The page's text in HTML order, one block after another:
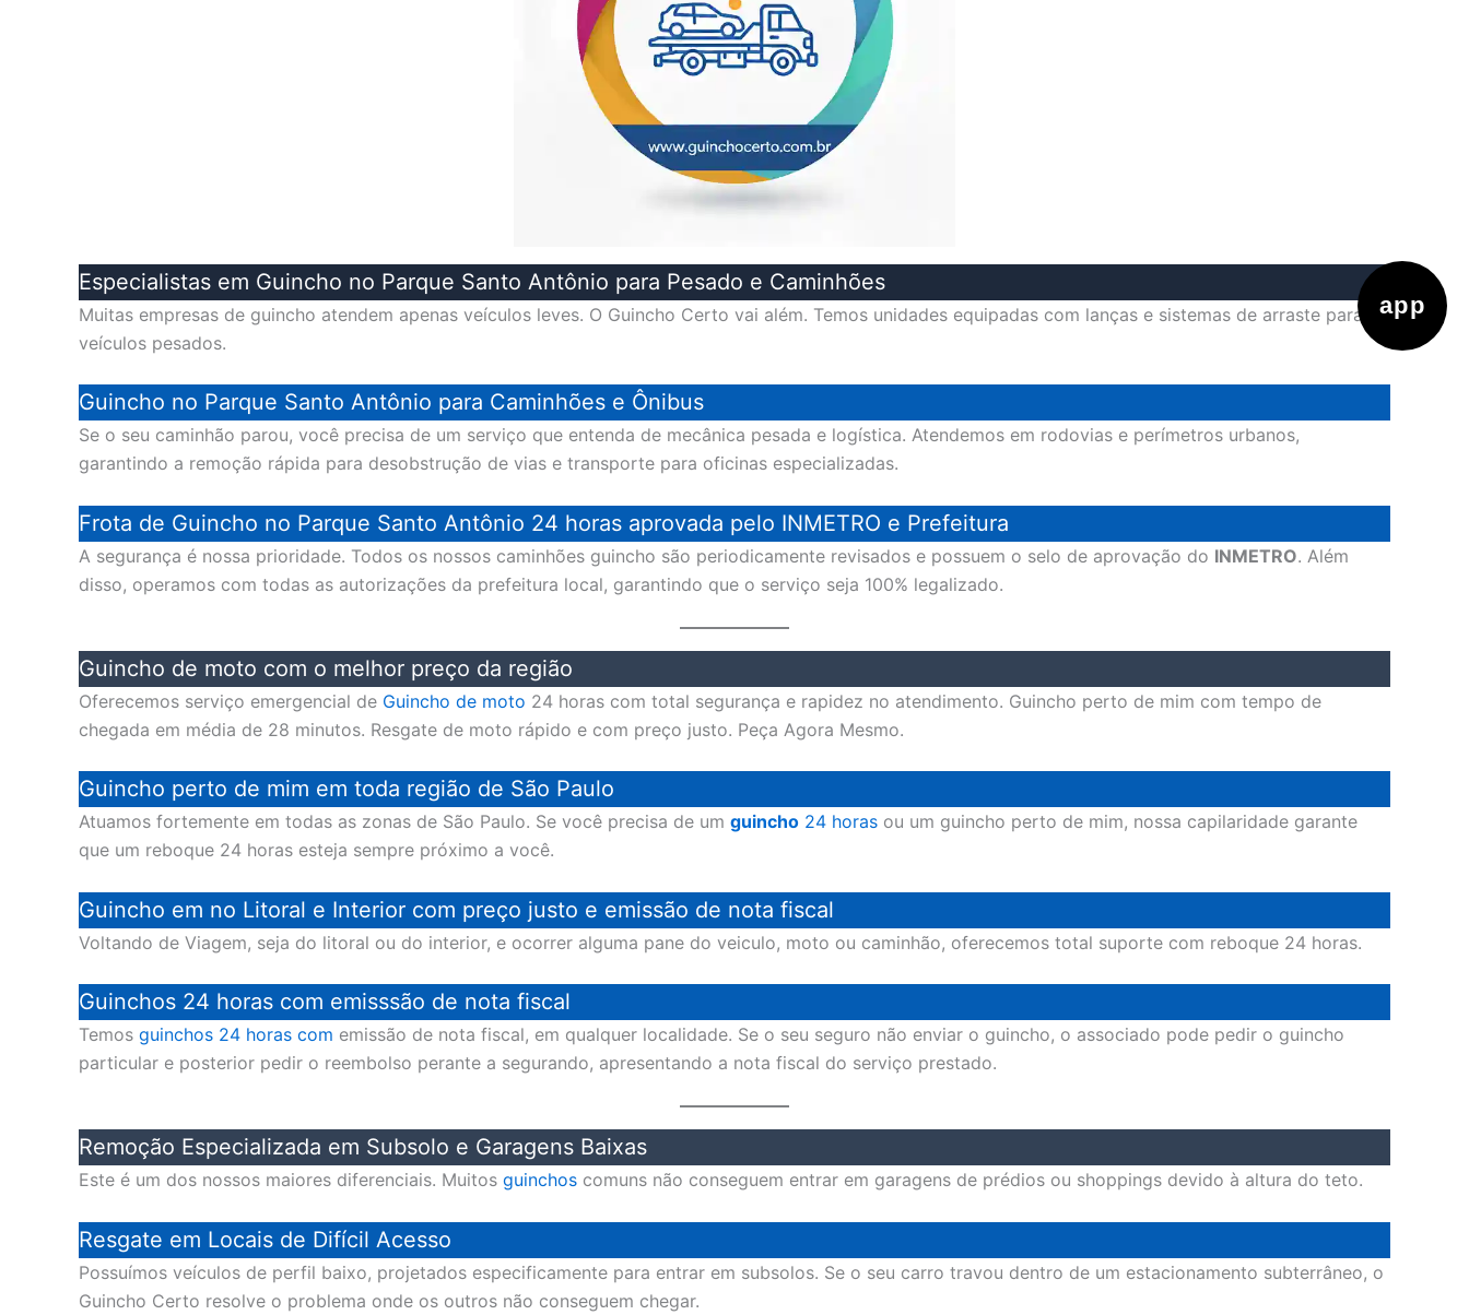
app
Especialistas em Guincho no Parque Santo Antônio para Pesado e Caminhões
Muitas empresas de guincho atendem apenas veículos leves. O Guincho Certo vai além. Temos unidades equipadas com lanças e sistemas de arraste para
veículos pesados.
Guincho no Parque Santo Antônio para Caminhões e Ônibus
Se o seu caminhão parou, você precisa de um serviço que entenda de mecânica pesada e logística. Atendemos em rodovias e perímetros urbanos,
garantindo a remoção rápida para desobstrução de vias e transporte para oficinas especializadas.
Frota de Guincho no Parque Santo Antônio 24 horas aprovada pelo INMETRO e Prefeitura
A segurança é nossa prioridade. Todos os nossos caminhões guincho são periodicamente revisados e possuem o selo de aprovação do INMETRO. Além
disso, operamos com todas as autorizações da prefeitura local, garantindo que o serviço seja 100% legalizado.
Guincho de moto com o melhor preço da região
Oferecemos serviço emergencial de Guincho de moto 24 horas com total segurança e rapidez no atendimento. Guincho perto de mim com tempo de
chegada em média de 28 minutos. Resgate de moto rápido e com preço justo. Peça Agora Mesmo.
Guincho perto de mim em toda região de São Paulo
Atuamos fortemente em todas as zonas de São Paulo. Se você precisa de um guincho 24 horas ou um guincho perto de mim, nossa capilaridade garante
que um reboque 24 horas esteja sempre próximo a você.
Guincho em no Litoral e Interior com preço justo e emissão de nota fiscal
Voltando de Viagem, seja do litoral ou do interior, e ocorrer alguma pane do veiculo, moto ou caminhão, oferecemos total suporte com reboque 24 horas.
Guinchos 24 horas com emisssão de nota fiscal
Temos guinchos 24 horas com emissão de nota fiscal, em qualquer localidade. Se o seu seguro não enviar o guincho, o associado pode pedir o guincho
particular e posterior pedir o reembolso perante a segurando, apresentando a nota fiscal do serviço prestado.
Remoção Especializada em Subsolo e Garagens Baixas
Este é um dos nossos maiores diferenciais. Muitos guinchos comuns não conseguem entrar em garagens de prédios ou shoppings devido à altura do teto.
Resgate em Locais de Difícil Acesso
Possuímos veículos de perfil baixo, projetados especificamente para entrar em subsolos. Se o seu carro travou dentro de um estacionamento subterrâneo, o
Guincho Certo resolve o problema onde os outros não conseguem chegar.